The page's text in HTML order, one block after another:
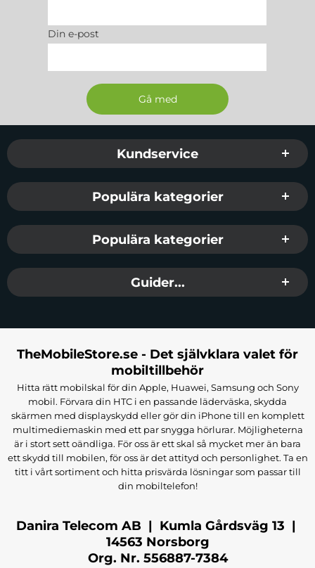
Din e-post
Sidfot Blandad info och länkar
Kundservice
Populära kategorier
Populära kategorier
Guider...
TheMobileStore.se - Det självklara valet för
mobiltillbehör
Hitta rätt mobilskal för din Apple, Huawei, Samsung och Sony
mobil. Förvara din HTC i en passande läderväska, skydda
skärmen med displayskydd eller gör din iPhone till en komplett
multimediemaskin med ett par snygga hörlurar. Möjligheterna
är i stort sett oändliga. För oss är ett skal så mycket mer än bara
ett skydd till mobilen, för oss är det attityd och personlighet. Ta en
titt i vårt sortiment och hitta prisvärda lösningar som passar till
din mobiltelefon!
Danira Telecom AB | Kumla Gårdsväg 13 |
14563 Norsborg
Org. Nr. 556887-7384